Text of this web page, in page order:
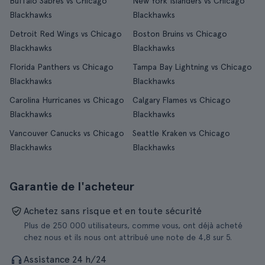
Blackhawks
Blackhawks
Detroit Red Wings vs Chicago
Blackhawks
Boston Bruins vs Chicago
Blackhawks
Florida Panthers vs Chicago
Blackhawks
Tampa Bay Lightning vs Chicago
Blackhawks
Carolina Hurricanes vs Chicago
Blackhawks
Calgary Flames vs Chicago
Blackhawks
Vancouver Canucks vs Chicago
Blackhawks
Seattle Kraken vs Chicago
Blackhawks
Garantie de l'acheteur
Achetez sans risque et en toute sécurité
Plus de 250 000 utilisateurs, comme vous, ont déjà acheté
chez nous et ils nous ont attribué une note de 4,8 sur 5.
Assistance 24 h/24